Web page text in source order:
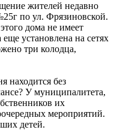
жителей недавно
по ул. Фрязиновской.
дома не имеет
установлена на сетях
три колодца,
находится без
У муниципалитета,
их
мероприятий.
детей.